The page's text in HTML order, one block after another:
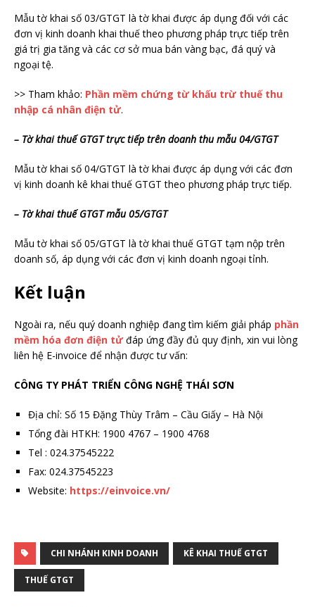
Mẫu tờ khai số 03/GTGT là tờ khai được áp dụng đối với các
đơn vị kinh doanh khai thuế theo phương pháp trực tiếp trên
giá trị gia tăng và các cơ sở mua bán vàng bạc, đá quý và
ngoại tệ.
>> Tham khảo: Phần mềm chứng từ khấu trừ thuế thu
nhập cá nhân điện tử.
– Tờ khai thuế GTGT trực tiếp trên doanh thu mẫu 04/GTGT
Mẫu tờ khai số 04/GTGT là tờ khai được áp dụng với các đơn
vị kinh doanh kê khai thuế GTGT theo phương pháp trực tiếp.
– Tờ khai thuế GTGT mẫu 05/GTGT
Mẫu tờ khai số 05/GTGT là tờ khai thuế GTGT tạm nộp trên
doanh số, áp dụng với các đơn vị kinh doanh ngoại tỉnh.
Kết luận
Ngoài ra, nếu quý doanh nghiệp đang tìm kiếm giải pháp phần
mềm hóa đơn điện tửđáp ứng đầy đủ quy định, xin vui lòng
liên hệ E-invoice để nhận được tư vấn:
CÔNG TY PHÁT TRIỂN CÔNG NGHỆ THÁI SƠN
Địa chỉ: Số 15 Đặng Thùy Trâm – Cầu Giấy – Hà Nội
Tổng đài HTKH: 1900 4767 – 1900 4768
Tel : 024.37545222
Fax: 024.37545223
Website: https://einvoice.vn/
CHI NHÁNH KINH DOANH KÊ KHAI THUẾ GTGT
THUẾ GTGT